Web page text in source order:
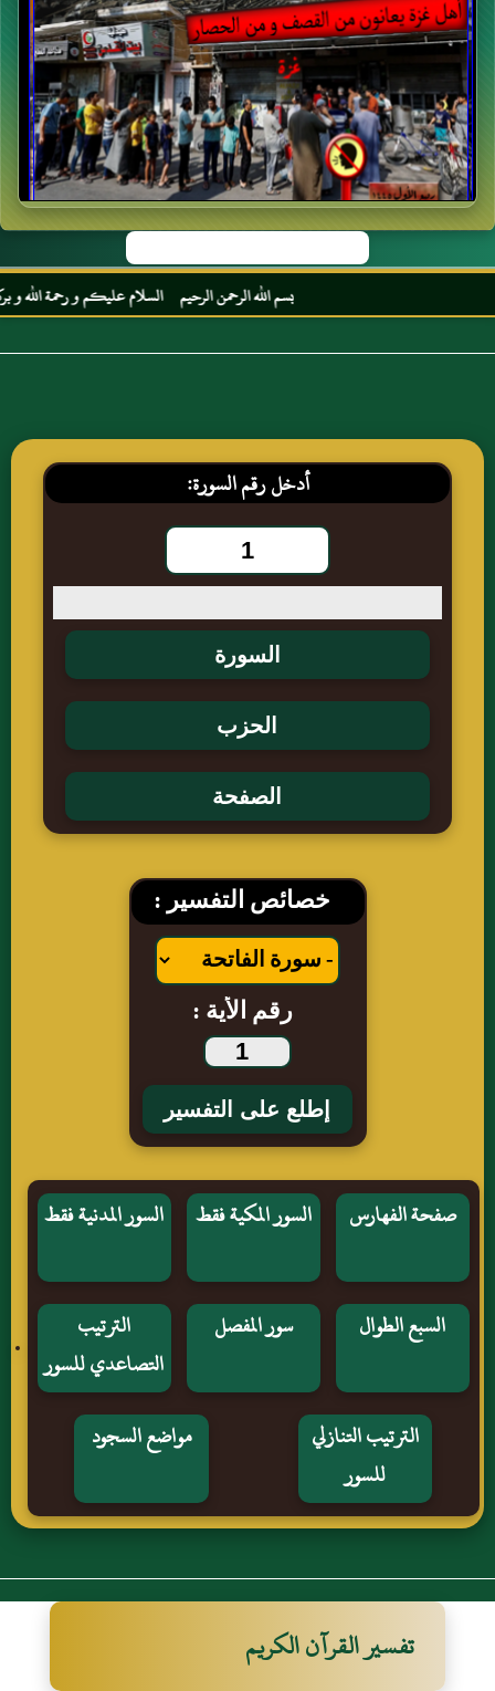
بسم الله الرحمن الرحيم السلام عليكم و رحمة الله و
أدخل رقم السورة:
خصائص التفسير :
رقم الأية :
صفحة الفهارس السور المكية فقط السور المدنية فقط
السبع الطوال سور المفصل
الترتيب
التصاعدي للسور
الترتيب التنازلي
للسور
مواضع السجود
تفسير القرآن الكريم